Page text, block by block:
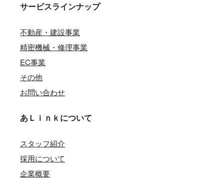
サービスラインナップ
不動産・建設事業
精密機械・修理事業
EC事業
その他
お問い合わせ
あＬｉｎｋについて
スタッフ紹介
採用について
企業概要